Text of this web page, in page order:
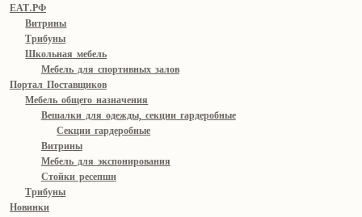
ЕАТ.РФ
Витрины
Трибуны
Школьная мебель
Мебель для спортивных залов
Портал Поставщиков
Мебель общего назначения
Вешалки для одежды, секции гардеробные
Секции гардеробные
Витрины
Мебель для экспонирования
Стойки ресепшн
Трибуны
Новинки